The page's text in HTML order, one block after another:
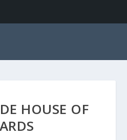
HOUSE OF